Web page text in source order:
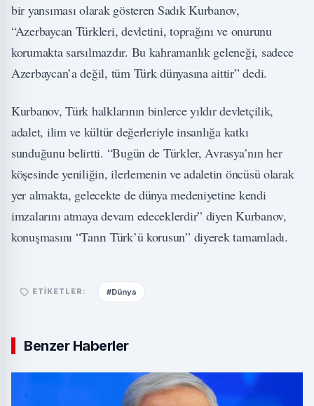
bir yansıması olarak gösteren Sadık Kurbanov,
“Azerbaycan Türkleri, devletini, toprağını ve onurunu
korumakta sarsılmazdır. Bu kahramanlık geleneği, sadece
Azerbaycan’a değil, tüm Türk dünyasına aittir” dedi.
Kurbanov, Türk halklarının binlerce yıldır devletçilik,
adalet, ilim ve kültür değerleriyle insanlığa katkı
sunduğunu belirtti. “Bugün de Türkler, Avrasya’nın her
köşesinde yeniliğin, ilerlemenin ve adaletin öncüsü olarak
yer almakta, gelecekte de dünya medeniyetine kendi
imzalarını atmaya devam edeceklerdir” diyen Kurbanov,
konuşmasını “Tanrı Türk’ü korusun” diyerek tamamladı.
ETIKETLER: #Dünya
Benzer Haberler